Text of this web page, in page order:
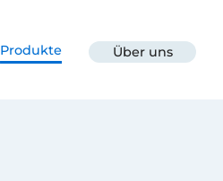
Produkte Über uns